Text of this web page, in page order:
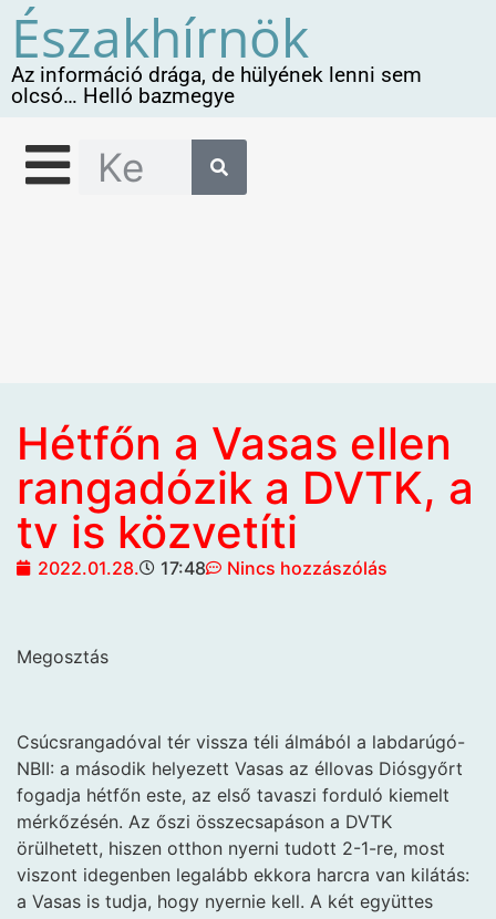
Északhírnök
Az információ drága, de hülyének lenni sem
olcsó… Helló bazmegye
Hétfőn a Vasas ellen
rangadózik a DVTK, a
tv is közvetíti
2022.01.28. 17:48 Nincs hozzászólás
Megosztás
Csúcsrangadóval tér vissza téli álmából a labdarúgó-
NBII: a második helyezett Vasas az éllovas Diósgyőrt
fogadja hétfőn este, az első tavaszi forduló kiemelt
mérkőzésén. Az őszi összecsapáson a DVTK
örülhetett, hiszen otthon nyerni tudott 2-1-re, most
viszont idegenben legalább ekkora harcra van kilátás:
a Vasas is tudja, hogy nyernie kell. A két együttes